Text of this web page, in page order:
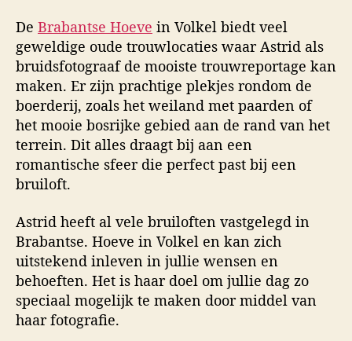
De Brabantse Hoeve in Volkel biedt veel
geweldige oude trouwlocaties waar Astrid als
bruidsfotograaf de mooiste trouwreportage kan
maken. Er zijn prachtige plekjes rondom de
boerderij, zoals het weiland met paarden of
het mooie bosrijke gebied aan de rand van het
terrein. Dit alles draagt bij aan een
romantische sfeer die perfect past bij een
bruiloft.
Astrid heeft al vele bruiloften vastgelegd in
Brabantse. Hoeve in Volkel en kan zich
uitstekend inleven in jullie wensen en
behoeften. Het is haar doel om jullie dag zo
speciaal mogelijk te maken door middel van
haar fotografie.